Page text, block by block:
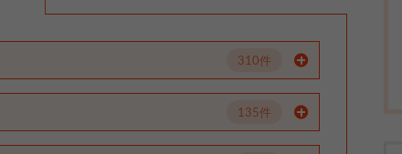
310件
135件